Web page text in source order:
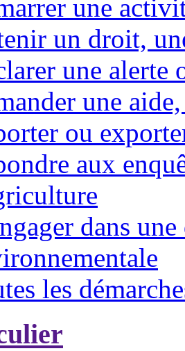
une
un droit,
une alerte
une
ou
aux
dans
les